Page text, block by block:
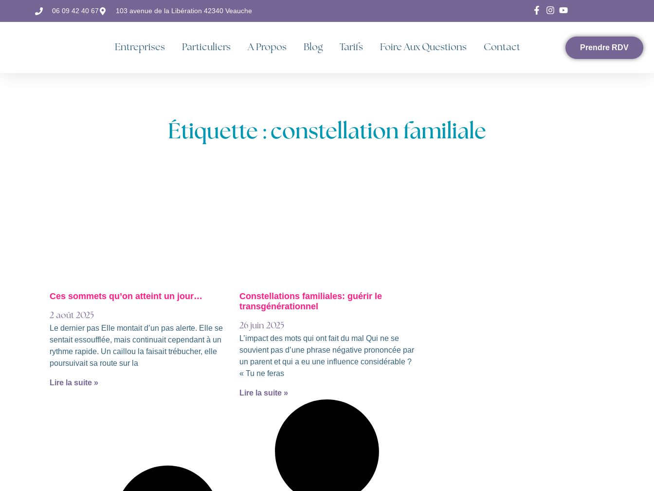
06 09 42 40 67 103 avenue de la Libération 42340 Veauche
Entreprises Particuliers A Propos Blog Tarifs Foire Aux Questions Contact Prendre RDV
Étiquette : constellation familiale
Ces sommets qu’on atteint un jour…
2 août 2025
Le dernier pas Elle montait d’un pas alerte. Elle se
sentait essoufflée, mais continuait cependant à un
rythme rapide. Un caillou la faisait trébucher, elle
poursuivait sa route sur la
Lire la suite »
Constellations familiales: guérir le
transgénérationnel
26 juin 2025
L’impact des mots qui ont fait du mal Qui ne se
souvient pas d’une phrase négative prononcée par
un parent et qui a eu une influence considérable ?
« Tu ne feras
Lire la suite »